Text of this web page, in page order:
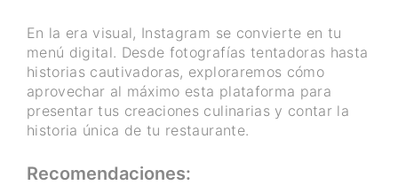
En la era visual, Instagram se convierte en tu
menú digital. Desde fotografías tentadoras hasta
historias cautivadoras, exploraremos cómo
aprovechar al máximo esta plataforma para
presentar tus creaciones culinarias y contar la
historia única de tu restaurante.
Recomendaciones: